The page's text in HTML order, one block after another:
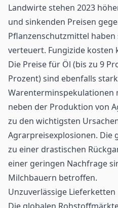
Landwirte stehen 2023
und sinkenden Preisen
Pflanzenschutzmittel haben
verteuert. Fungizide kosten
Die Preise für Öl (bis zu 9
Prozent) sind ebenfalls
neben der Produktion von
zu den wichtigsten
Agrarpreisexplosionen. Die
zu einer drastischen
einer geringen Nachfrage
Milchbauern betroffen.
Unzuverlässige Lieferketten